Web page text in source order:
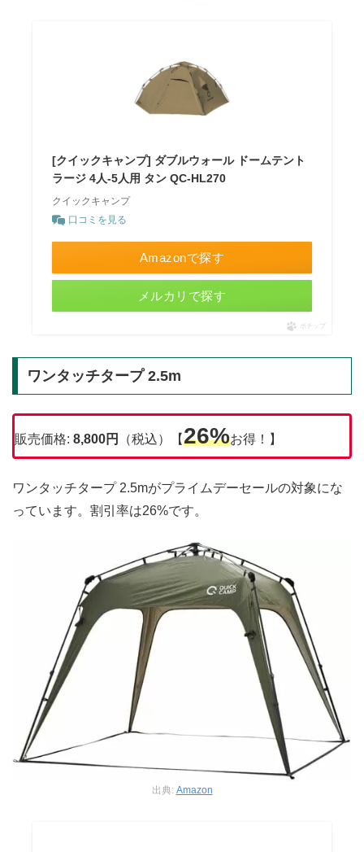
[クイックキャンプ] ダブルウォール ドームテント
ラージ 4人-5人用 タン QC-HL270
クイックキャンプ
口コミを見る
Amazonで探す
メルカリで探す
ポチップ
ワンタッチタープ 2.5m
販売価格: 8,800円 （税込）【26%お得！】
ワンタッチタープ 2.5mがプライムデーセールの対象にな
っています。割引率は26%です。
出典: Amazon